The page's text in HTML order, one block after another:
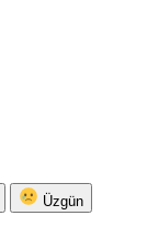
Üzgün